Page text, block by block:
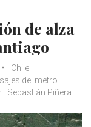
de alza
Chile
del metro
Sebastián Piñera